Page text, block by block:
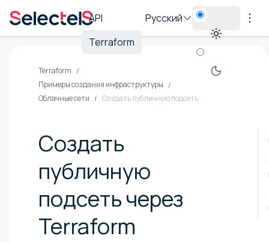
API
Terraform
Русский
Terraform
Примеры создания инфраструктуры
Облачные сети
Создать публичную подсеть
Создать
публичную
подсеть через
Terraform